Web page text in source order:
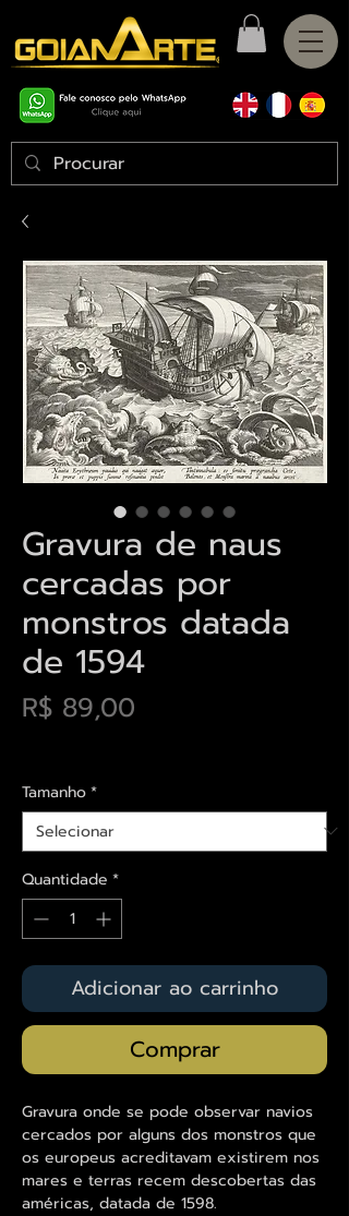
Gravura de naus
cercadas por
monstros datada
de 1594
R$ 89,00
Tamanho*
Quantidade *
Adicionar ao carrinho
Comprar
Gravura onde se pode observar navios
cercados por alguns dos monstros que
os europeus acreditavam existirem nos
mares e terras recem descobertas das
américas, datada de 1598.